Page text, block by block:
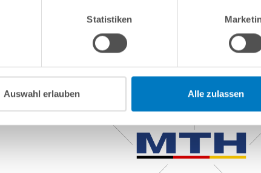
Statistiken
Auswahl erlauben Alle zulassen